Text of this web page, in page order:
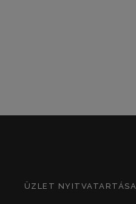
ÜZLET NYITVATARTÁSA